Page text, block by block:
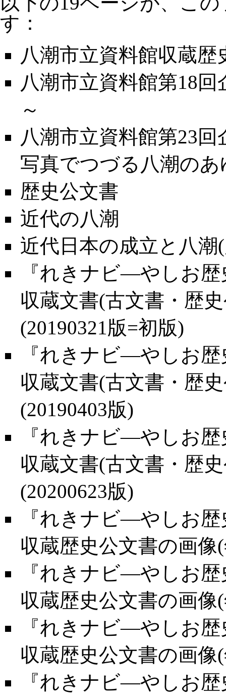
す：
八潮市立資料館収蔵
八潮市立資料館第18
～
八潮市立資料館第23
写真でつづる八潮の
歴史公文書
近代の八潮
近代日本の成立と八潮
『れきナビ―やしお
収蔵文書(古文書・歴
(20190321版=初版)
『れきナビ―やしお
収蔵文書(古文書・歴
(20190403版)
『れきナビ―やしお
収蔵文書(古文書・歴
(20200623版)
『れきナビ―やしお
収蔵歴史公文書の画像
『れきナビ―やしお
収蔵歴史公文書の画像
『れきナビ―やしお
収蔵歴史公文書の画像
『れきナビ―やしお